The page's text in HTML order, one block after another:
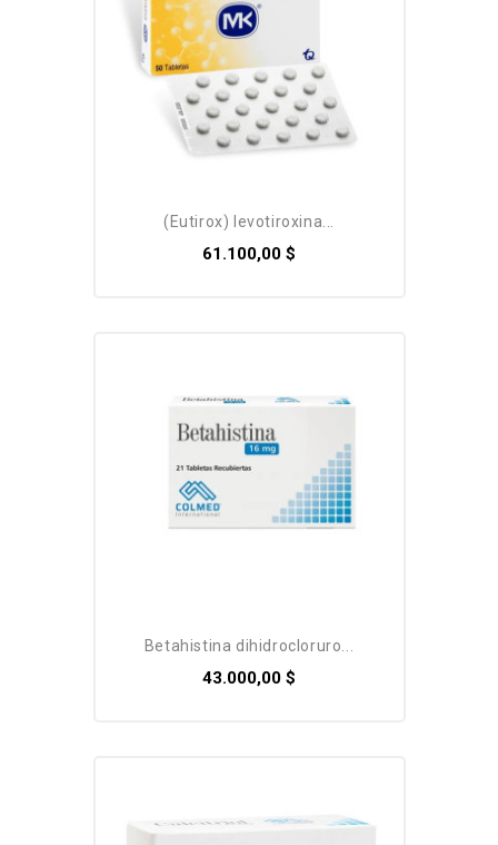
(eutirox) levotiroxina...
61.100,00 $
betahistina dihidrocloruro...
43.000,00 $